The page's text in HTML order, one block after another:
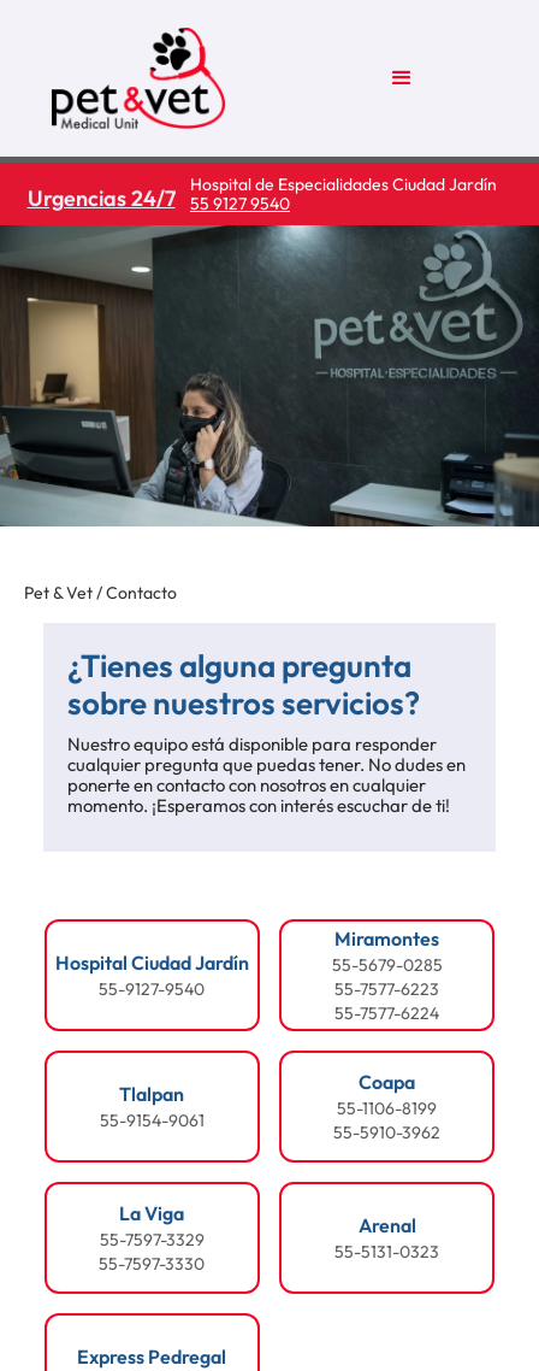
Urgencias 24/7
Hospital de Especialidades Ciudad Jardín
55 9127 9540
Pet & Vet / Contacto
¿Tienes alguna pregunta
sobre nuestros servicios?
Nuestro equipo está disponible para responder
cualquier pregunta que puedas tener. No dudes en
ponerte en contacto con nosotros en cualquier
momento. ¡Esperamos con interés escuchar de ti!
Hospital Ciudad Jardín
55-9127-9540
Miramontes
55-5679-0285
55-7577-6223
55-7577-6224
Tlalpan
55-9154-9061
Coapa
55-1106-8199
55-5910-3962
La Viga
55-7597-3329
55-7597-3330
Arenal
55-5131-0323
Express Pedregal